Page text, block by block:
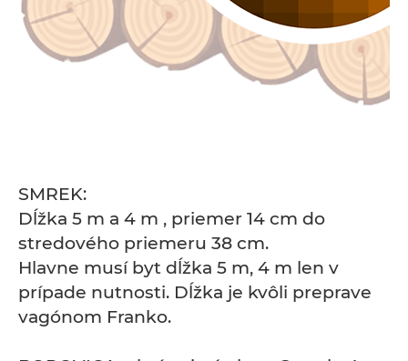
SMREK:
Dĺžka 5 m a 4 m , priemer 14 cm do
stredového priemeru 38 cm.
Hlavne musí byt dĺžka 5 m, 4 m len v
prípade nutnosti. Dĺžka je kvôli preprave
vagónom Franko.